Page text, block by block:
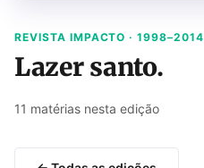
REVISTA IMPACTO · 1998–2014
Lazer santo.
11 matérias nesta edição